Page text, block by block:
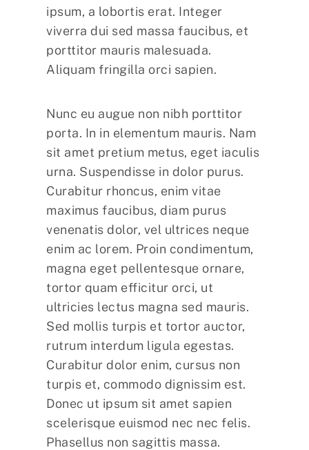
ipsum, a lobortis erat. Integer
viverra dui sed massa faucibus, et
porttitor mauris malesuada.
Aliquam fringilla orci sapien.
Nunc eu augue non nibh porttitor
porta. In in elementum mauris. Nam
sit amet pretium metus, eget iaculis
urna. Suspendisse in dolor purus.
Curabitur rhoncus, enim vitae
maximus faucibus, diam purus
venenatis dolor, vel ultrices neque
enim ac lorem. Proin condimentum,
magna eget pellentesque ornare,
tortor quam efficitur orci, ut
ultricies lectus magna sed mauris.
Sed mollis turpis et tortor auctor,
rutrum interdum ligula egestas.
Curabitur dolor enim, cursus non
turpis et, commodo dignissim est.
Donec ut ipsum sit amet sapien
scelerisque euismod nec nec felis.
Phasellus non sagittis massa.